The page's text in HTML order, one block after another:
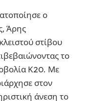
ο
Άρης
στίβου
το
Κ20. Με
στον
άνεση το